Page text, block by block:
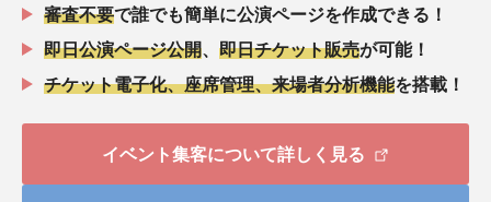
審査不要で誰でも簡単に公演ページを作成できる！
即日公演ページ公開
即日チケット販売が可能！
チケット電子化、座席管理、来場者分析機能を搭載！
イベント集客について詳しく見る